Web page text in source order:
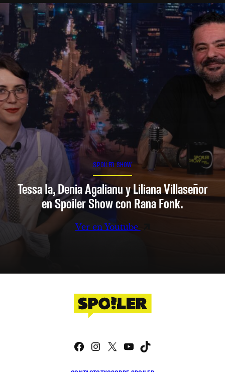
SPOILER SHOW
Tessa Ia, Denia Agalianu y Liliana Villaseñor
en Spoiler Show con Rana Fonk.
Ver en Youtube
Facebook
Instagram
X YouTube